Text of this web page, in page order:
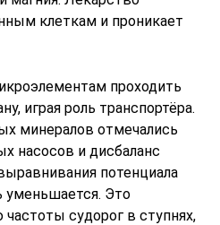
клеткам и проникает
проходить
играя роль транспортёра.
минералов отмечались
насосов и дисбаланс
потенциала
уменьшается. Это
судорог в ступнях,